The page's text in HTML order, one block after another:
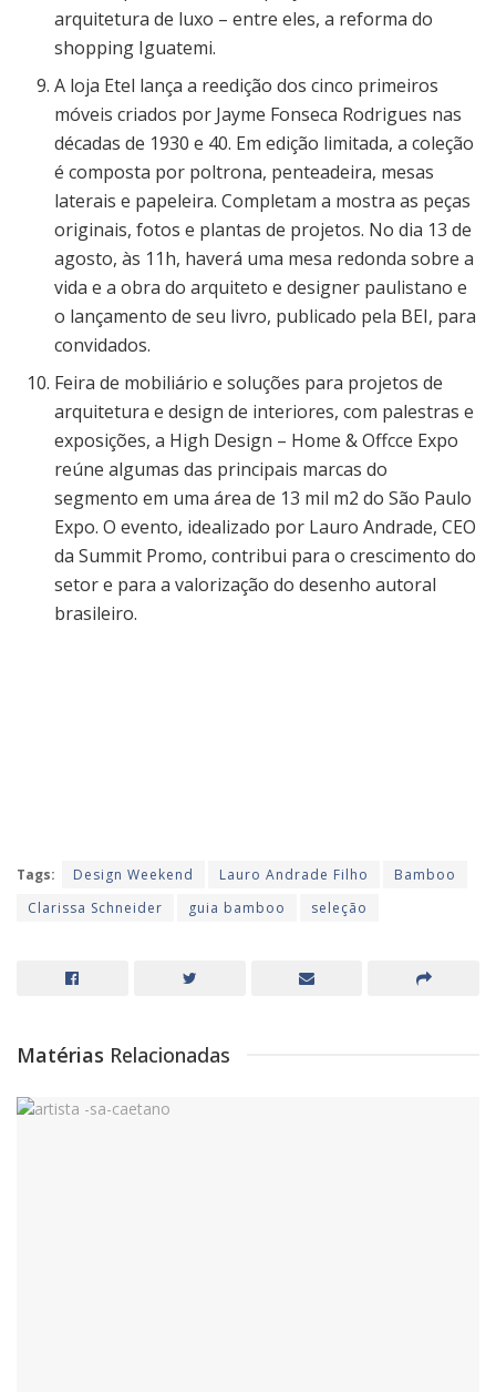
arquitetura de luxo – entre eles, a reforma do
shopping Iguatemi.
A loja Etel lança a reedição dos cinco primeiros
móveis criados por Jayme Fonseca Rodrigues nas
décadas de 1930 e 40. Em edição limitada, a coleção
é composta por poltrona, penteadeira, mesas
laterais e papeleira. Completam a mostra as peças
originais, fotos e plantas de projetos. No dia 13 de
agosto, às 11h, haverá uma mesa redonda sobre a
vida e a obra do arquiteto e designer paulistano e
o lançamento de seu livro, publicado pela BEI, para
convidados.
Feira de mobiliário e soluções para projetos de
arquitetura e design de interiores, com palestras e
exposições, a High Design – Home & Offcce Expo
reúne algumas das principais marcas do
segmento em uma área de 13 mil m2 do São Paulo
Expo. O evento, idealizado por Lauro Andrade, CEO
da Summit Promo, contribui para o crescimento do
setor e para a valorização do desenho autoral
brasileiro.
Tags: Design Weekend Lauro Andrade Filho
Bamboo
Clarissa Schneider
guia bamboo seleção
Matérias Relacionadas